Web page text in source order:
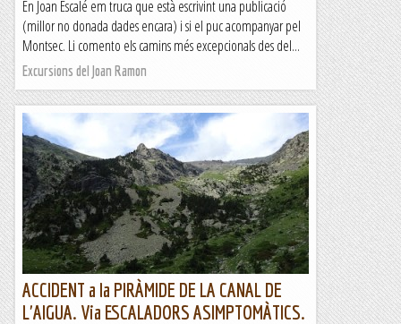
En Joan Escalé em truca que està escrivint una publicació
(millor no donada dades encara) i si el puc acompanyar pel
Montsec. Li comento els camins més excepcionals des del...
Excursions del Joan Ramon
ACCIDENT a la PIRÀMIDE DE LA CANAL DE
L'AIGUA. Via ESCALADORS ASIMPTOMÀTICS.